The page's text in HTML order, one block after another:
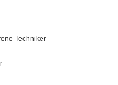
Techniker